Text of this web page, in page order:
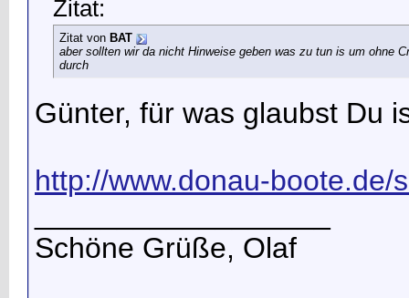
Zitat:
Zitat von BAT
aber sollten wir da nicht Hinweise geben was zu tun is um ohne
durch
Günter, für was glaubst Du
http://www.donau-
Schöne Grüße, Olaf